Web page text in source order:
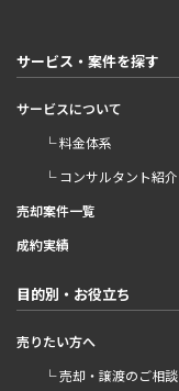
サービス・案件を探す
サービスについて
└ 料金体系
└ コンサルタント紹介
売却案件一覧
成約実績
目的別・お役立ち
売りたい方へ
└ 売却・譲渡のご相談